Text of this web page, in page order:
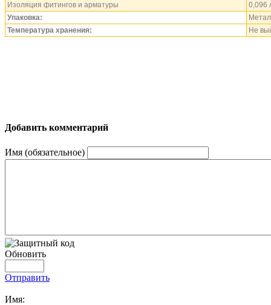
Изоляция фитингов и арматуры
0,096
Упаковка:
Температура хранения:
Не
Добавить комментарий
Имя (обязательное)
Обновить
Отправить
Имя: